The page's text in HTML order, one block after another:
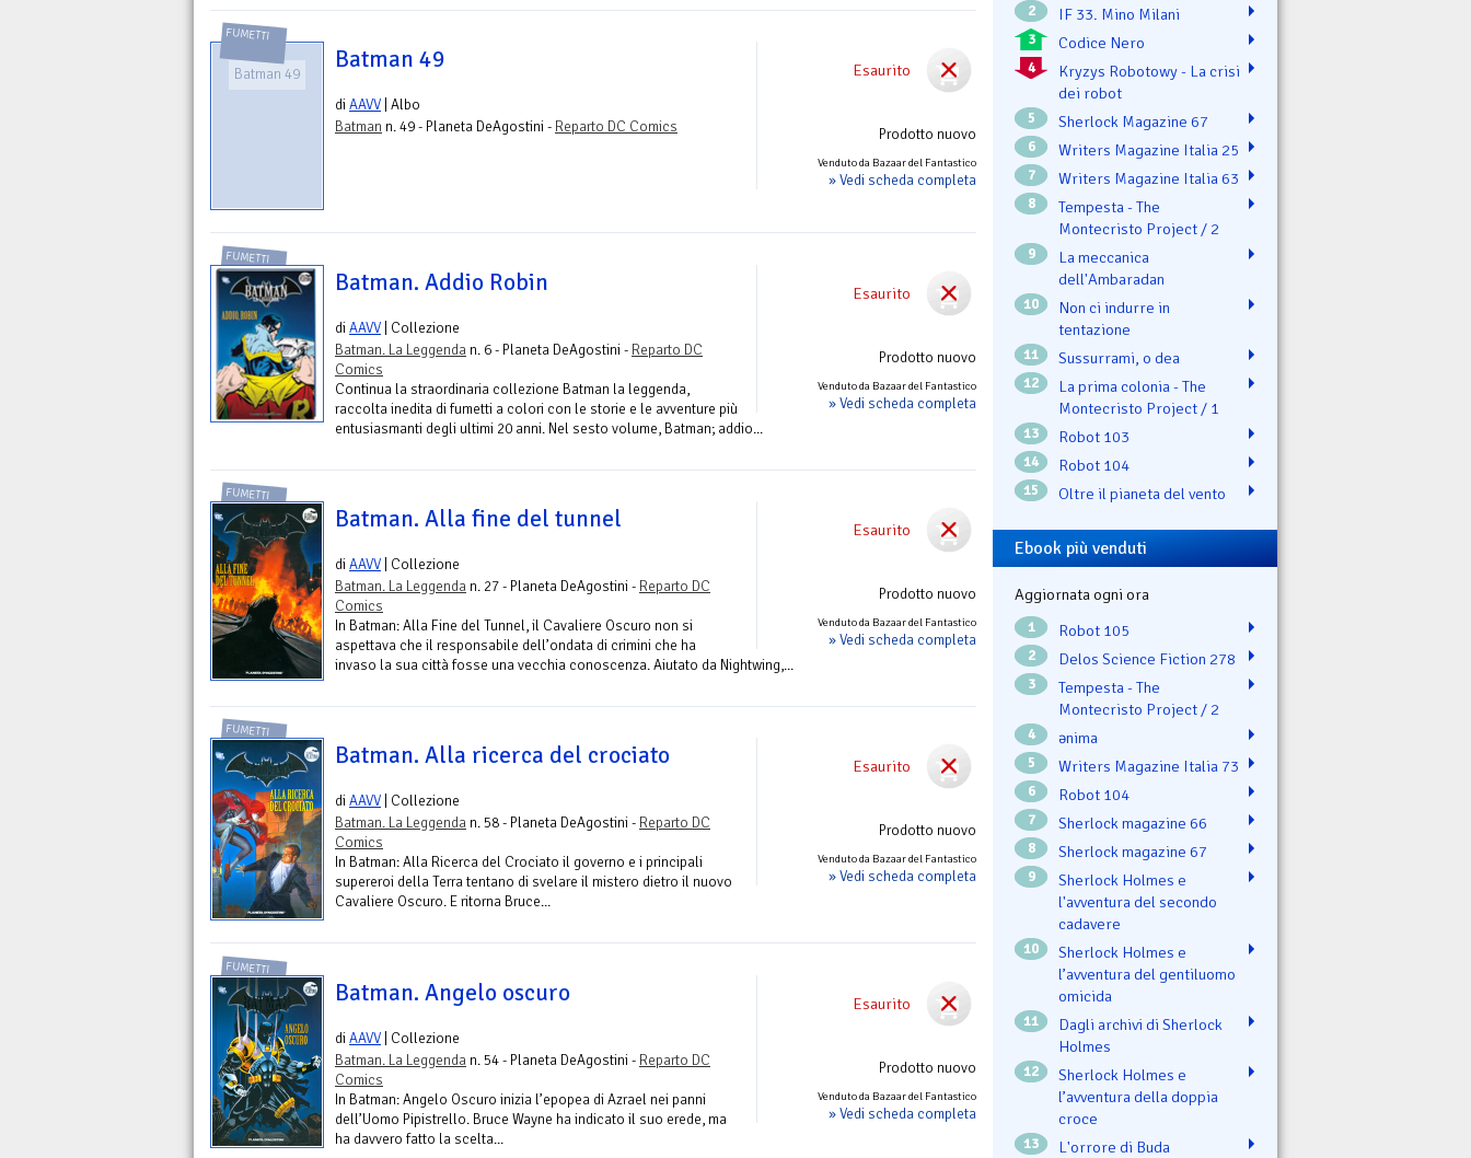
Esaurito
Prodotto nuovo
Venduto da Bazaar del Fantastico
» Vedi scheda completa
FUMETTI
Batman 49
Batman 49
diAAVV | Albo
Batman n. 49 - Planeta DeAgostini - Reparto DC Comics
Esaurito
Prodotto nuovo
Venduto da Bazaar del Fantastico
» Vedi scheda completa
FUMETTI
Batman. Addio Robin
diAAVV | Collezione
Batman. La Leggenda n. 6 - Planeta DeAgostini - Reparto DC
Comics
Continua la straordinaria collezione Batman la leggenda,
raccolta inedita di fumetti a colori con le storie e le avventure più
entusiasmanti degli ultimi 20 anni. Nel sesto volume, Batman; addio...
Esaurito
Prodotto nuovo
Venduto da Bazaar del Fantastico
» Vedi scheda completa
FUMETTI
Batman. Alla fine del tunnel
diAAVV | Collezione
Batman. La Leggenda n. 27 - Planeta DeAgostini - Reparto DC
Comics
In Batman: Alla Fine del Tunnel, il Cavaliere Oscuro non si
aspettava che il responsabile dell’ondata di crimini che ha
invaso la sua città fosse una vecchia conoscenza. Aiutato da Nightwing,...
Esaurito
Prodotto nuovo
Venduto da Bazaar del Fantastico
» Vedi scheda completa
FUMETTI
Batman. Alla ricerca del crociato
diAAVV | Collezione
Batman. La Leggenda n. 58 - Planeta DeAgostini - Reparto DC
Comics
In Batman: Alla Ricerca del Crociato il governo e i principali
supereroi della Terra tentano di svelare il mistero dietro il nuovo
Cavaliere Oscuro. E ritorna Bruce...
Esaurito
Prodotto nuovo
Venduto da Bazaar del Fantastico
» Vedi scheda completa
FUMETTI
Batman. Angelo oscuro
diAAVV | Collezione
Batman. La Leggenda n. 54 - Planeta DeAgostini - Reparto DC
Comics
In Batman: Angelo Oscuro inizia l’epopea di Azrael nei panni
dell’Uomo Pipistrello. Bruce Wayne ha indicato il suo erede, ma
ha davvero fatto la scelta...
2 IF 33. Mino Milani
3 Codice Nero
4
Kryzys Robotowy - La crisi
dei robot
5 Sherlock Magazine 67
6 Writers Magazine Italia 25
7 Writers Magazine Italia 63
8
Tempesta - The
Montecristo Project / 2
9
La meccanica
dell'Ambaradan
10
Non ci indurre in
tentazione
11 Sussurrami, o dea
12
La prima colonia - The
Montecristo Project / 1
13 Robot 103
14 Robot 104
15 Oltre il pianeta del vento
Ebook più venduti
Aggiornata ogni ora
1 Robot 105
2 Delos Science Fiction 278
3
Tempesta - The
Montecristo Project / 2
4 ənima
5 Writers Magazine Italia 73
6 Robot 104
7 Sherlock magazine 66
8 Sherlock magazine 67
9
Sherlock Holmes e
l'avventura del secondo
cadavere
10
Sherlock Holmes e
l’avventura del gentiluomo
omicida
11
Dagli archivi di Sherlock
Holmes
12
Sherlock Holmes e
l’avventura della doppia
croce
13 L'orrore di Buda